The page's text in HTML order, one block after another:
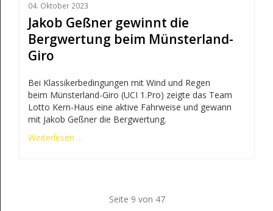
04. Oktober 2023
Jakob Geßner gewinnt die
Bergwertung beim Münsterland-
Giro
Bei Klassikerbedingungen mit Wind und Regen
beim Münsterland-Giro (UCI 1.Pro) zeigte das Team
Lotto Kern-Haus eine aktive Fahrweise und gewann
mit Jakob Geßner die Bergwertung.
Weiterlesen ...
Seite 9 von 47